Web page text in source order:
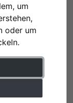
um
oder um